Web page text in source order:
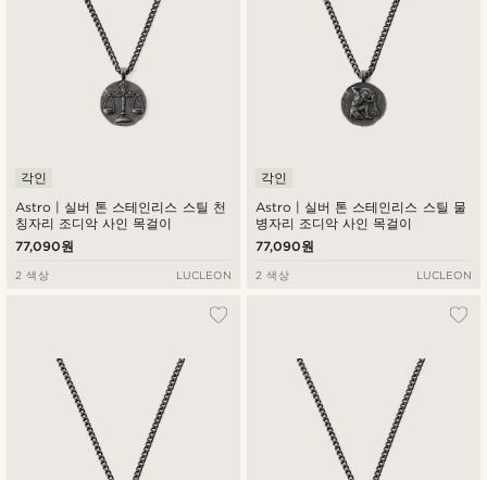
Astro | 실버 톤 스테인리스 스틸 천
칭자리 조디악 사인 목걸이
각인
77,090원
2 색상 LUCLEON
Astro | 실버 톤 스테인리스 스틸 물
병자리 조디악 사인 목걸이
각인
77,090원
2 색상 LUCLEON